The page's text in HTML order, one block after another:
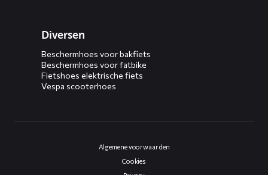
Diversen
Beschermhoes voor bakfiets
Beschermhoes voor fatbike
Fietshoes elektrische fiets
Vespa scooterhoes
Algemene voorwaarden
Cookies